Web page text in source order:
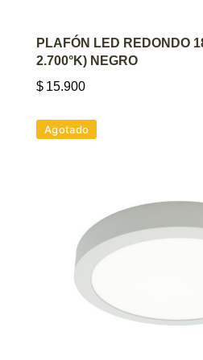
AGREGAR AL
PLAFÓN LED REDONDO
2.700°K) NEGRO
$ 15.900
Agotado